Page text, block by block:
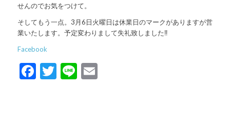
せんのでお気をつけて。
そしてもう一点。3月6日火曜日は休業日のマークがありますが営
業いたします。予定変わりまして失礼致しました‼️
Facebook
Facebook
Twitter
LineEmail